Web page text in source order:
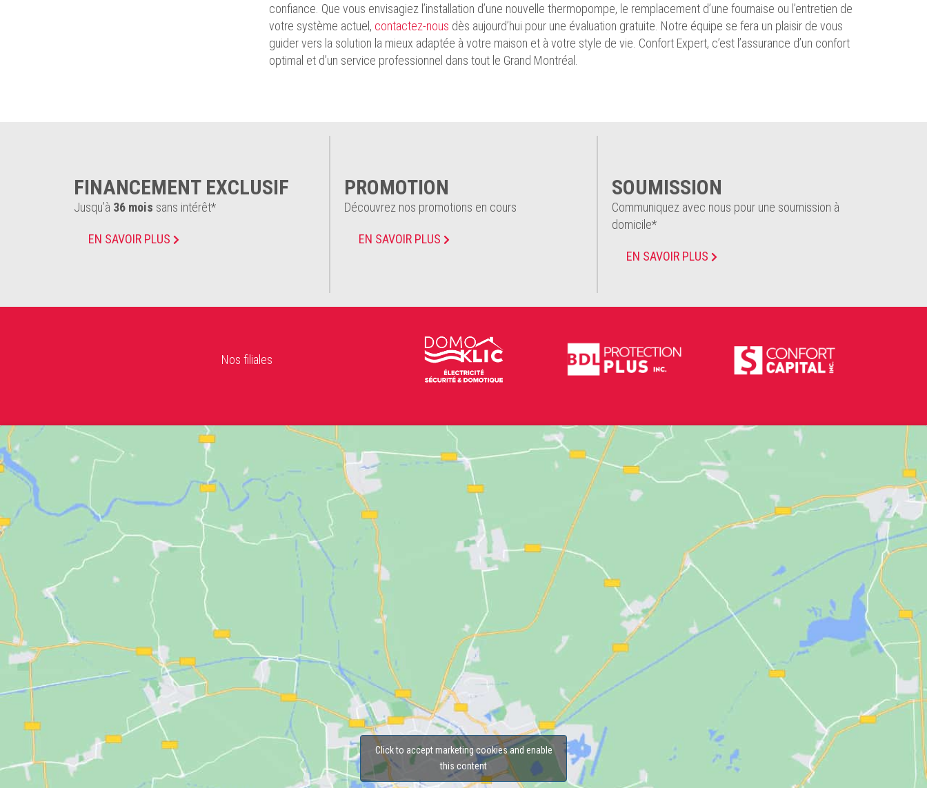
confiance. Que vous envisagiez l’installation d’une nouvelle thermopompe, le remplacement d’une fournaise ou l’entretien de
votre système actuel, contactez-nous dès aujourd’hui pour une évaluation gratuite. Notre équipe se fera un plaisir de vous
guider vers la solution la mieux adaptée à votre maison et à votre style de vie. Confort Expert, c’est l’assurance d’un confort
optimal et d’un service professionnel dans tout le Grand Montréal.
FINANCEMENT EXCLUSIF
Jusqu’à 36 mois sans intérêt*
EN SAVOIR PLUS
PROMOTION
Découvrez nos promotions en cours
EN SAVOIR PLUS
SOUMISSION
Communiquez avec nous pour une soumission à
domicile*
EN SAVOIR PLUS
Nos filiales
Click to accept marketing cookies and enable
this content